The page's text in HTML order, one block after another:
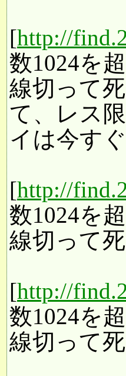
[http://
数1024を
線切って
て、レス
イは今す
[http://
数1024を
線切って
[http://
数1024を
線切って